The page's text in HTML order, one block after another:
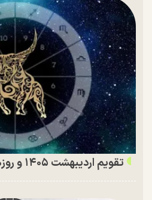
تقویم اردیبهشت ۱۴۰۵ و روز‌های تعطیل این ماه